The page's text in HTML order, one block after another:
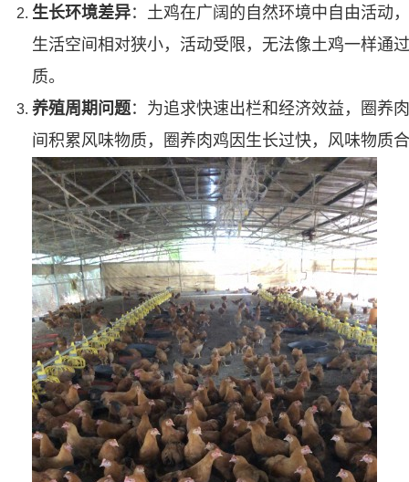
生长环境差异：土鸡在广阔的自然环境中自由活动
生活空间相对狭小，活动受限，无法像土鸡一样通
质。
养殖周期问题：为追求快速出栏和经济效益，圈养
间积累风味物质，圈养肉鸡因生长过快，风味物质